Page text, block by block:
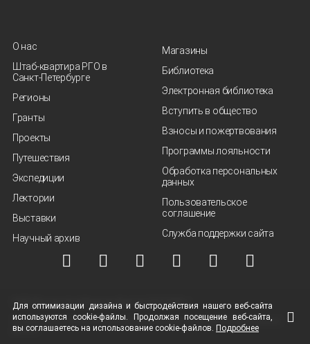
О нас
Штаб-квартира РГО в
Санкт‑Петербурге
Регионы
Гранты
Проекты
Путешествия
Экспедиции
Лектории
Выставки
Научный архив
Магазины
Библиотека
Электронная библиотека
Вступить в общество
Взносы и пожертвования
Программы лояльности
Обработка персональных
данных
Пользовательское
соглашение
Служба поддержки сайта
© ВОО "Русское географическое общество", 2013-2026 г.
Условия использования материалов
Политика защиты и обработки персональных
данных
Для оптимизации дизайна и быстродействия нашего веб-сайта
используются cookie-файлы. Продолжая посещение веб-сайта,
вы соглашаетесь на использование cookie-файлов. Подробнее